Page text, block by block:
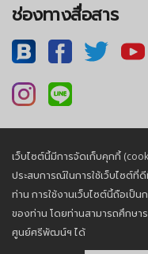
ช่องทางสื่อสาร
นโยบายควา
© 2026, Sriphat
เว็บไซต์นี้มีการจัดเก็บคุกกี้
ประสบการณ์ในการใช้เว็บไซต์ที่
ท่าน การใช้งานเว็บไซต์นี้ถือเป็
ของท่าน โดยท่านสามารถศึกษา
ศูนย์ศรีพัฒน์ฯ ได้